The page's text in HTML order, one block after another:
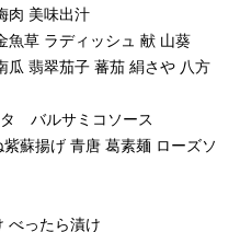
肉 美味出汁
魚草 ラディッシュ 献 山葵
瓜 翡翠茄子 蕃茄 絹さや 八方
タ バルサミコソース
蘇揚げ 青唐 葛素麺 ローズソ
べったら漬け